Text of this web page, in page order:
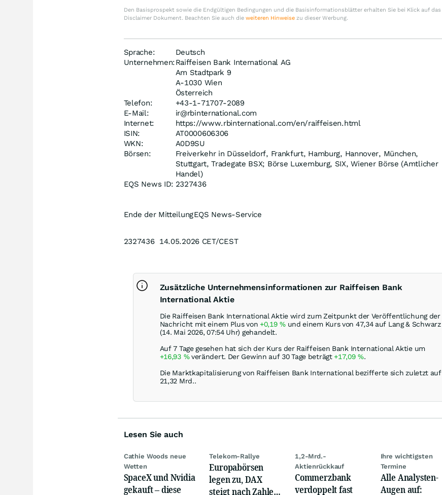
Den Basisprospekt sowie die Endgültigen Bedingungen und die Basisinformationsblätter erhalten Sie bei Klick auf das
Disclaimer Dokument. Beachten Sie auch die weiteren Hinweisezu dieser Werbung.
Sprache:
Deutsch
Unternehmen:Raiffeisen Bank International AG
Am Stadtpark 9
A-1030 Wien
Österreich
Telefon:
+43-1-71707-2089
E-Mail:
ir@rbinternational.com
Internet:
https://www.rbinternational.com/en/raiffeisen.html
ISIN:
AT0000606306
WKN:
A0D9SU
Börsen:
Freiverkehr in Düsseldorf, Frankfurt, Hamburg, Hannover, München,
Stuttgart, Tradegate BSX; Börse Luxemburg, SIX, Wiener Börse (Amtlicher
Handel)
EQS News ID: 2327436
Ende der MitteilungEQS News-Service
2327436 14.05.2026 CET/CEST
Zusätzliche Unternehmensinformationen zur Raiffeisen Bank
International Aktie
Die Raiffeisen Bank International Aktie wird zum Zeitpunkt der Veröffentlichung der
Nachricht mit einem Plus von +0,19%und einem Kurs von 47,34 auf Lang & Schwarz
(14. Mai 2026, 07:54 Uhr) gehandelt.
Auf 7 Tage gesehen hat sich der Kurs der Raiffeisen Bank International Aktie um
+16,93 %verändert. Der Gewinn auf 30 Tage beträgt+17,09%.
Die Marktkapitalisierung von Raiffeisen Bank International bezifferte sich zuletzt auf
21,32 Mrd..
Lesen Sie auch
Cathie Woods neue
Wetten
SpaceX und Nvidia
gekauft – diese
Telekom-Rallye
Europabörsen
legen zu, DAX
steigt nach Zahlen
1,2-Mrd.-
Aktienrückkauf
Commerzbank
verdoppelt fast
Ihre wichtigsten
Termine
Alle Analysten-
Augen auf: